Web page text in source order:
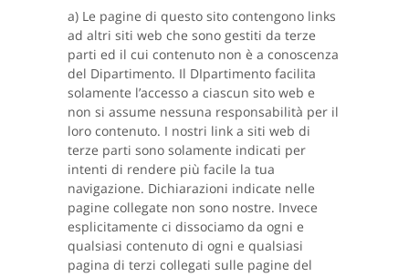
a) Le pagine di questo sito contengono links
ad altri siti web che sono gestiti da terze
parti ed il cui contenuto non è a conoscenza
del Dipartimento. Il DIpartimento facilita
solamente l’accesso a ciascun sito web e
non si assume nessuna responsabilità per il
loro contenuto. I nostri link a siti web di
terze parti sono solamente indicati per
intenti di rendere più facile la tua
navigazione. Dichiarazioni indicate nelle
pagine collegate non sono nostre. Invece
esplicitamente ci dissociamo da ogni e
qualsiasi contenuto di ogni e qualsiasi
pagina di terzi collegati sulle pagine del